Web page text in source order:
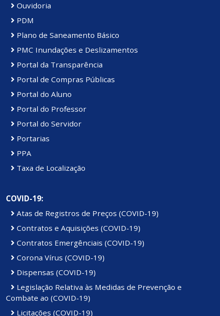
Ouvidoria
PDM
Plano de Saneamento Básico
PMC Inundações e Deslizamentos
Portal da Transparência
Portal de Compras Públicas
Portal do Aluno
Portal do Professor
Portal do Servidor
Portarias
PPA
Taxa de Localização
COVID-19:
Atas de Registros de Preços (COVID-19)
Contratos e Aquisições (COVID-19)
Contratos Emergênciais (COVID-19)
Corona Vírus (COVID-19)
Dispensas (COVID-19)
Legislação Relativa às Medidas de Prevenção e
Combate ao (COVID-19)
Licitações (COVID-19)